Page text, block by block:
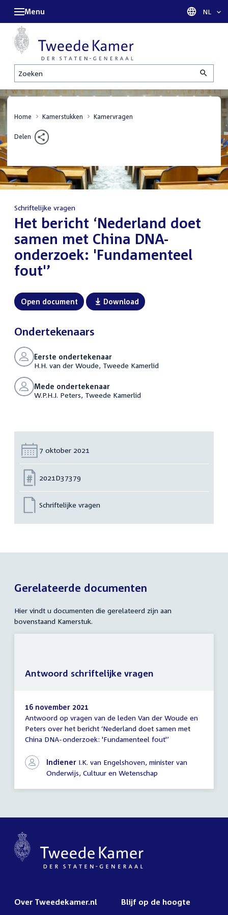
Zoeken
Menu Taal
NL
Home Kamerstukken Kamervragen
Delen
Schriftelijke vragen
:Het bericht ‘Nederland doet
samen met China DNA-
onderzoek: 'Fundamenteel
fout'’
Open document Download
Ondertekenaars
Eerste ondertekenaar
H.H. van der Woude, Tweede Kamerlid
Mede ondertekenaar
W.P.H.J. Peters, Tweede Kamerlid
Datum:
7 oktober 2021
Nummer:
2021D37379
Schriftelijke vragen
Gerelateerde documenten
Hier vindt u documenten die gerelateerd zijn aan
bovenstaand Kamerstuk.
Antwoord
schriftelijke
vragen
16 november 2021
Antwoord op vragen van de leden Van der Woude en
Peters over het bericht ‘Nederland doet samen met
China DNA-onderzoek: 'Fundamenteel fout'’
Indiener I.K. van Engelshoven, minister van
Onderwijs, Cultuur en Wetenschap
Antwoord schriftelijke vragen
Over Tweedekamer.nl Blijf op de hoogte